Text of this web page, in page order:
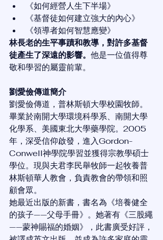
《如何經營人生下半場》
《基督徒如何建立強大的內心》
《領導者如何智慧應變》
林長老的生平事蹟和教導，對許多基督
徒產生了深遠的影響。 他是一位值得尊
敬和學習的屬靈前輩。
劉愛儉傳道簡介
劉愛儉傳道，普林斯頓大學校園牧師。
畢業於南開大學環境科學系、南開大學
化學系、美國東北大學藥學院。2005
年，深受信仰啟發，進入Gordon-
Conwell神學院學習並獲得宗教學碩士
學位。現與夫君李民舉牧師一起牧養普
林斯頓華人教會，負責教會的帶領和照
顧會眾。
她最近出版的新書，書名為《培養健全
的孩子——父母手冊》。她著有《三股繩
——蒙神賜福的婚姻》，此書廣受好評，